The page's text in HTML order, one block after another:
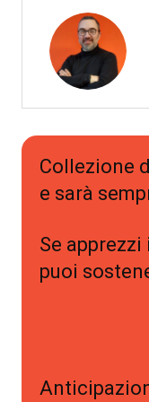
Collezione
e sarà
Se
puoi